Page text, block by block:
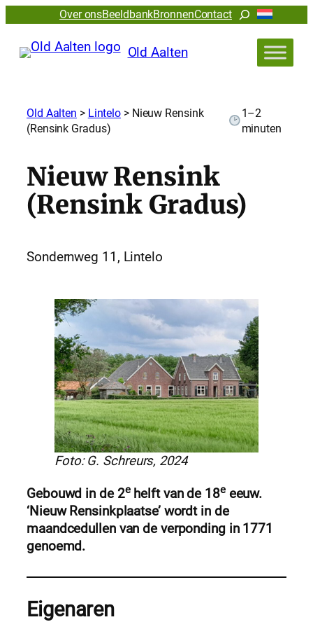
Over onsBeeldbankBronnenContactZoeken
Old Aalten
Old Aalten > Lintelo > Nieuw Rensink
(Rensink Gradus)
1–2
minuten
Nieuw Rensink
(Rensink Gradus)
Sondernweg 11, Lintelo
Foto: G. Schreurs, 2024
Gebouwd in de 2ehelft van de 18eeeuw.
‘Nieuw Rensinkplaatse’ wordt in de
maandcedullen van de verponding in 1771
genoemd.
Eigenaren